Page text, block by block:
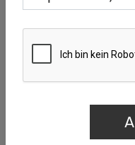
Letzte News